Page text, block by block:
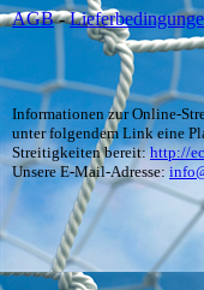
AGB-
Informationen zur Online-
unter folgendem Link eine
Streitigkeiten bereit:http://
Unsere E-Mail-Adresse: